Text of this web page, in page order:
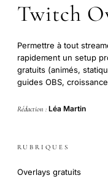
Twitch
Permettre à tout
rapidement un setup
gratuits (animés,
guides OBS,
Rédaction : Léa Martin
RUBRIQUES
Overlays gratuits